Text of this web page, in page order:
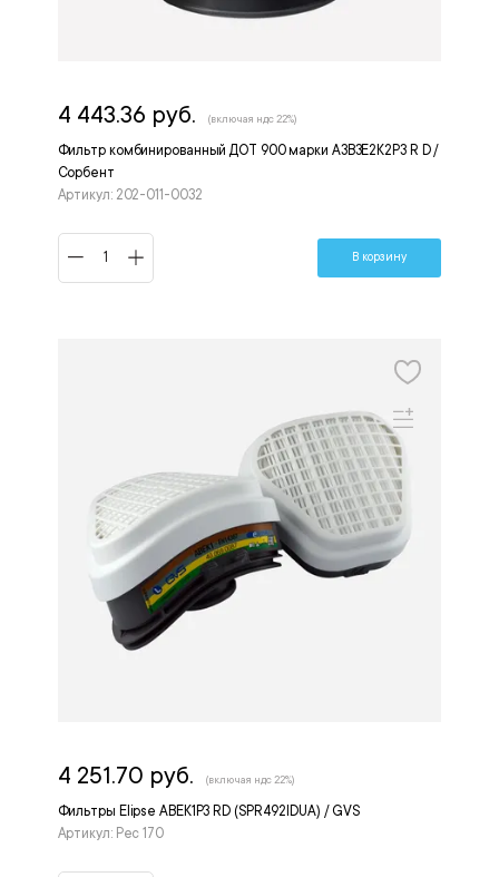
Фильтр комбинированный ДОТ 900 марки А3В3Е2К2P3 R D /
Сорбент
Артикул: 202-011-0032
4 443.36 руб. (включая ндс 22%)
В корзину
Фильтры Elipse ABEK1P3 RD (SPR492IDUA) / GVS
Артикул: Рес 170
4 251.70 руб. (включая ндс 22%)